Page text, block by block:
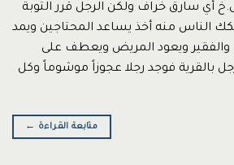
أي سارق خراف ولكن الرجل قرر التوبة
الناس منه أخذ يساعد المحتاجين ويمد
والفقير ويعود المريض ويعطف على
بالقرية فوجد رجلا عجوزاً موشوماً وكل
متابعة القراءة ←